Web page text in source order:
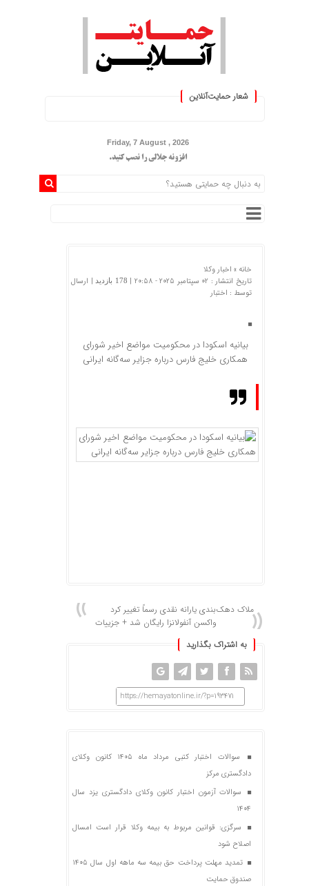
شعار حمایت‌آنلاین
Friday, 7 August , 2026
افزونه جلالی را نصب کنید.
خانه » اخبار وکلا
تاریخ انتشار : 02 سپتامبر 2025 - 20:58 |
178 بازدید
| ارسال
توسط : اختبار
بیانیه اسکودا در محکومیت مواضع اخیر شورای
همکاری خلیج فارس درباره جزایر سه‌گانه ایرانی
ملاک دهک‌بندی یارانه نقدی رسماً تغییر کرد
واکسن آنفولانزا رایگان شد + جزییات
به اشتراک بگذارید
https://hemayatonline.ir/?p=193471
سوالات اختبار کتبی مرداد ماه ۱۴۰۵ کانون وکلای
دادگستری مرکز
سوالات آزمون اختبار کانون وکلای دادگستری یزد سال
۱۴۰۴
سرگزی: قوانین مربوط به بیمه وکلا قرار است امسال
اصلاح شود
تمدید مهلت پرداخت حق بیمه سه ماهه اول سال ۱۴۰۵
صندوق حمایت